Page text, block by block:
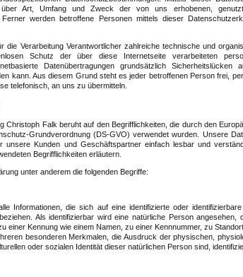
Art, Umfang und Zweck der von uns erhobenen,
werden betroffene Personen mittels dieser
die Verarbeitung Verantwortlicher zahlreiche technische und
Schutz der über diese Internetseite verarbeiteten
Datenübertragungen grundsätzlich Sicherheitslücken
kann. Aus diesem Grund steht es jeder betroffenen Person frei,
telefonisch, an uns zu übermitteln.
Christoph Falk beruht auf den Begrifflichkeiten, die durch den
Grundverordnung (DS-GVO) verwendet wurden. Unsere
unsere Kunden und Geschäftspartner einfach lesbar und
Begrifflichkeiten erläutern.
unter anderem die folgenden Begriffe:
Informationen, die sich auf eine identifizierte oder
Als identifizierbar wird eine natürliche Person angesehen,
einer Kennung wie einem Namen, zu einer Kennnummer, zu
besonderen Merkmalen, die Ausdruck der physischen,
oder sozialen Identität dieser natürlichen Person sind,